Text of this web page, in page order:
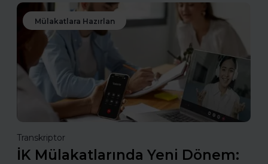
Mülakatlara Hazırlan
Transkriptor
İK Mülakatlarında Yeni Dönem: